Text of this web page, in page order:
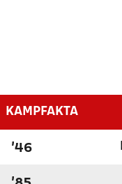
KAMPFAKTA
'46